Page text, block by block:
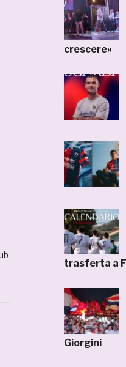
crescere»
trasferta a
Giorgini